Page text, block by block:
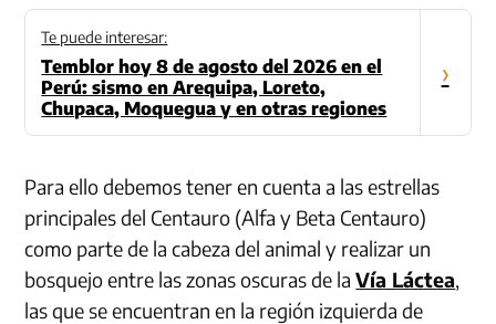
Te puede interesar:
Temblor hoy 8 de agosto del 2026 en el
Perú: sismo en Arequipa, Loreto,
Chupaca, Moquegua y en otras regiones
›
Para ello debemos tener en cuenta a las estrellas
principales del Centauro (Alfa y Beta Centauro)
como parte de la cabeza del animal y realizar un
bosquejo entre las zonas oscuras de laVía Láctea
las que se encuentran en la región izquierda de